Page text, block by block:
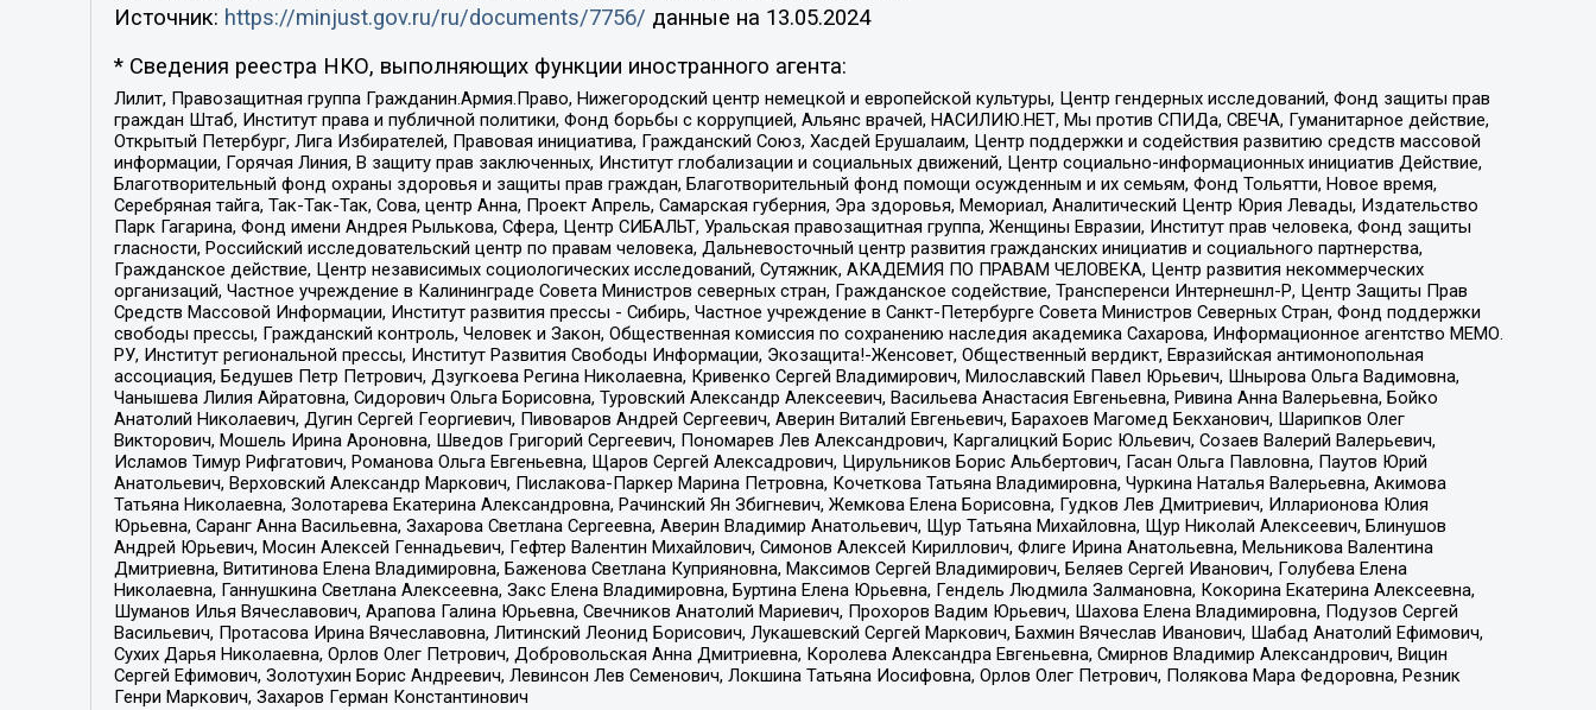
Источник: https://minjust.gov.ru/ru/documents/7756/ данные на 13.05.2024
* Сведения реестра НКО, выполняющих функции иностранного агента:
Лилит, Правозащитная группа Гражданин.Армия.Право, Нижегородский центр немецкой и европейской культуры, Центр гендерных исследований, Фонд защиты прав
граждан Штаб, Институт права и публичной политики, Фонд борьбы с коррупцией, Альянс врачей, НАСИЛИЮ.НЕТ, Мы против СПИДа, СВЕЧА, Гуманитарное действие,
Открытый Петербург, Лига Избирателей, Правовая инициатива, Гражданский Союз, Хасдей Ерушалаим, Центр поддержки и содействия развитию средств массовой
информации, Горячая Линия, В защиту прав заключенных, Институт глобализации и социальных движений, Центр социально-информационных инициатив Действие,
Благотворительный фонд охраны здоровья и защиты прав граждан, Благотворительный фонд помощи осужденным и их семьям, Фонд Тольятти, Новое время,
Серебряная тайга, Так-Так-Так, Сова, центр Анна, Проект Апрель, Самарская губерния, Эра здоровья, Мемориал, Аналитический Центр Юрия Левады, Издательство
Парк Гагарина, Фонд имени Андрея Рылькова, Сфера, Центр СИБАЛЬТ, Уральская правозащитная группа, Женщины Евразии, Институт прав человека, Фонд защиты
гласности, Российский исследовательский центр по правам человека, Дальневосточный центр развития гражданских инициатив и социального партнерства,
Гражданское действие, Центр независимых социологических исследований, Сутяжник, АКАДЕМИЯ ПО ПРАВАМ ЧЕЛОВЕКА, Центр развития некоммерческих
организаций, Частное учреждение в Калининграде Совета Министров северных стран, Гражданское содействие, Трансперенси Интернешнл-Р, Центр Защиты Прав
Средств Массовой Информации, Институт развития прессы - Сибирь, Частное учреждение в Санкт-Петербурге Совета Министров Северных Стран, Фонд поддержки
свободы прессы, Гражданский контроль, Человек и Закон, Общественная комиссия по сохранению наследия академика Сахарова, Информационное агентство МЕМО.
РУ, Институт региональной прессы, Институт Развития Свободы Информации, Экозащита!-Женсовет, Общественный вердикт, Евразийская антимонопольная
ассоциация, Бедушев Петр Петрович, Дзугкоева Регина Николаевна, Кривенко Сергей Владимирович, Милославский Павел Юрьевич, Шнырова Ольга Вадимовна,
Чанышева Лилия Айратовна, Сидорович Ольга Борисовна, Туровский Александр Алексеевич, Васильева Анастасия Евгеньевна, Ривина Анна Валерьевна, Бойко
Анатолий Николаевич, Дугин Сергей Георгиевич, Пивоваров Андрей Сергеевич, Аверин Виталий Евгеньевич, Барахоев Магомед Бекханович, Шарипков Олег
Викторович, Мошель Ирина Ароновна, Шведов Григорий Сергеевич, Пономарев Лев Александрович, Каргалицкий Борис Юльевич, Созаев Валерий Валерьевич,
Исламов Тимур Рифгатович, Романова Ольга Евгеньевна, Щаров Сергей Алексадрович, Цирульников Борис Альбертович, Гасан Ольга Павловна, Паутов Юрий
Анатольевич, Верховский Александр Маркович, Пислакова-Паркер Марина Петровна, Кочеткова Татьяна Владимировна, Чуркина Наталья Валерьевна, Акимова
Татьяна Николаевна, Золотарева Екатерина Александровна, Рачинский Ян Збигневич, Жемкова Елена Борисовна, Гудков Лев Дмитриевич, Илларионова Юлия
Юрьевна, Саранг Анна Васильевна, Захарова Светлана Сергеевна, Аверин Владимир Анатольевич, Щур Татьяна Михайловна, Щур Николай Алексеевич, Блинушов
Андрей Юрьевич, Мосин Алексей Геннадьевич, Гефтер Валентин Михайлович, Симонов Алексей Кириллович, Флиге Ирина Анатольевна, Мельникова Валентина
Дмитриевна, Вититинова Елена Владимировна, Баженова Светлана Куприяновна, Максимов Сергей Владимирович, Беляев Сергей Иванович, Голубева Елена
Николаевна, Ганнушкина Светлана Алексеевна, Закс Елена Владимировна, Буртина Елена Юрьевна, Гендель Людмила Залмановна, Кокорина Екатерина Алексеевна,
Шуманов Илья Вячеславович, Арапова Галина Юрьевна, Свечников Анатолий Мариевич, Прохоров Вадим Юрьевич, Шахова Елена Владимировна, Подузов Сергей
Васильевич, Протасова Ирина Вячеславовна, Литинский Леонид Борисович, Лукашевский Сергей Маркович, Бахмин Вячеслав Иванович, Шабад Анатолий Ефимович,
Сухих Дарья Николаевна, Орлов Олег Петрович, Добровольская Анна Дмитриевна, Королева Александра Евгеньевна, Смирнов Владимир Александрович, Вицин
Сергей Ефимович, Золотухин Борис Андреевич, Левинсон Лев Семенович, Локшина Татьяна Иосифовна, Орлов Олег Петрович, Полякова Мара Федоровна, Резник
Генри Маркович, Захаров Герман Константинович